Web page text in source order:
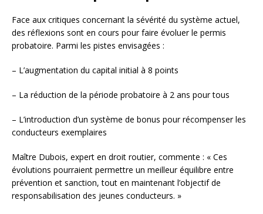
Face aux critiques concernant la sévérité du système actuel,
des réflexions sont en cours pour faire évoluer le permis
probatoire. Parmi les pistes envisagées :
– L’augmentation du capital initial à 8 points
– La réduction de la période probatoire à 2 ans pour tous
– L’introduction d’un système de bonus pour récompenser les
conducteurs exemplaires
Maître Dubois, expert en droit routier, commente : « Ces
évolutions pourraient permettre un meilleur équilibre entre
prévention et sanction, tout en maintenant l’objectif de
responsabilisation des jeunes conducteurs. »